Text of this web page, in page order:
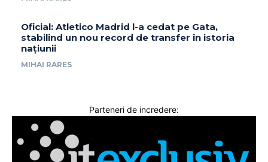
Oficial: Atletico Madrid l-a cedat pe Gata,
stabilind un nou record de transfer în istoria
națiunii
MIHAI RARES
Parteneri de incredere: